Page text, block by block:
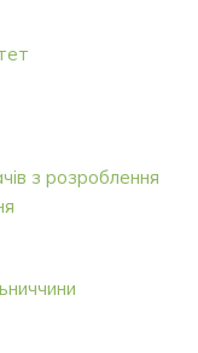
з розроблення